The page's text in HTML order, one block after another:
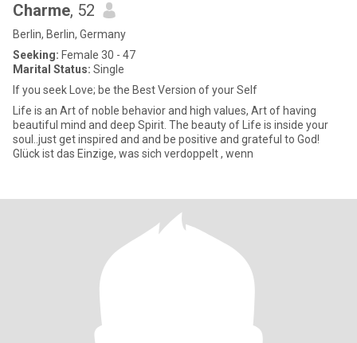
Charme, 52
Berlin, Berlin, Germany
Seeking: Female 30 - 47
Marital Status: Single
If you seek Love; be the Best Version of your Self
Life is an Art of noble behavior and high values, Art of having
beautiful mind and deep Spirit. The beauty of Life is inside your
soul..just get inspired and and be positive and grateful to God!
Glück ist das Einzige, was sich verdoppelt , wenn